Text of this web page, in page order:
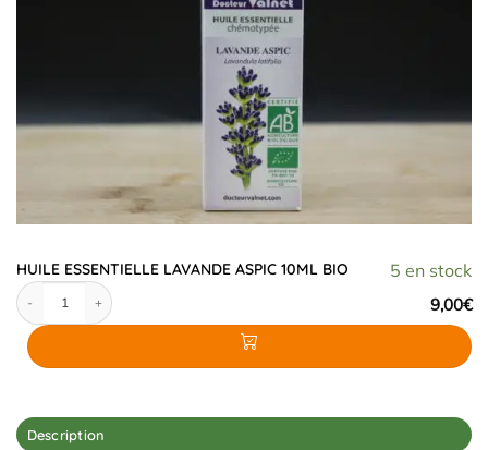
5 en stock
HUILE ESSENTIELLE LAVANDE ASPIC 10ML BIO
9,00€
quantité de HUILE ESSENTIELLE LAVANDE ASPIC 10ML BIO
Description